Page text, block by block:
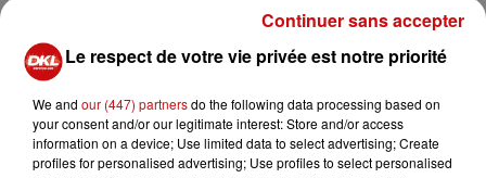
club allemande du SC Freiburgen rebaptisant l'arène
du club en "Europa Park Stadion"
Le nom a été révélé ce matin depuis le nouveau stade. Il
couronne la collaboration de deux entités aux valeurs
communes : proximité, émotions, enthousiasme,
Le respect de votre vie privée est notre priorité
We and our (447) partnersdo the following data processing based on
your consent and/or our legitimate interest: Store and/or access
information on a device; Use limited data to select advertising; Create
profiles for personalised advertising; Use profiles to select personalised
Continuer sans accepter